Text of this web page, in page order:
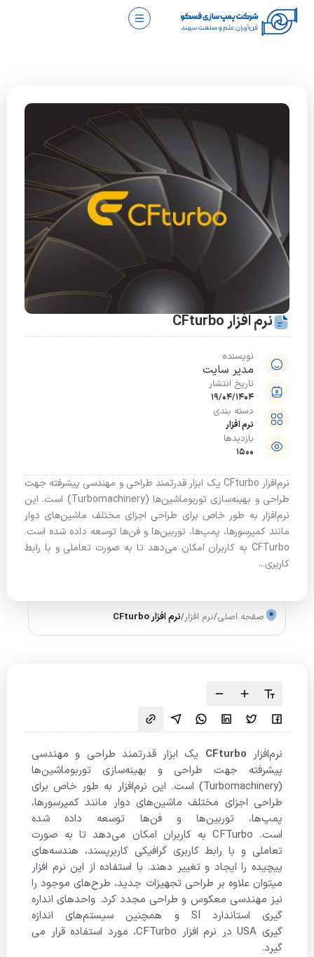
نرم افزار CFturbo
نویسنده
مدیر سایت
تاریخ انتشار
19/04/1404
دسته بندی
نرم افزار
بازدیدها
1500
نرم‌افزار CFturbo یک ابزار قدرتمند طراحی و مهندسی پیشرفته جهت
طراحی و بهینه‌سازی توربوماشین‌ها (Turbomachinery) است. این
نرم‌افزار به طور خاص برای طراحی اجزای مختلف ماشین‌های دوار
مانند کمپرسورها، پمپ‌ها، توربین‌ها و فن‌ها توسعه داده شده است.
CFTurbo به کاربران امکان می‌دهد تا به صورت تعاملی و با رابط
کاربری...
صفحه اصلی/نرم افزار/نرم افزار CFturbo
نرم‌افزار CFturbo یک ابزار قدرتمند طراحی و مهندسی
پیشرفته جهت طراحی و بهینه‌سازی توربوماشین‌ها
(Turbomachinery) است. این نرم‌افزار به طور خاص برای
طراحی اجزای مختلف ماشین‌های دوار مانند کمپرسورها،
پمپ‌ها، توربین‌ها و فن‌ها توسعه داده شده
است. CFTurbo به کاربران امکان می‌دهد تا به صورت
تعاملی و با رابط کاربری گرافیکی کاربرپسند، هندسه‌های
پیچیده را ایجاد و تغییر دهند. با استفاده از این نرم افزار
میتوان علاوه بر طراحی تجهیزات جدید، طرح‌های موجود را
نیز مهندسی معکوس و طراحی مجدد کرد. واحدهای انداره
گیری استاندارد SI و همچنین سیستم‌های اندازه
گیری USA در نرم افزار CFTurbo، مورد استفاده قرار می
گیرد.